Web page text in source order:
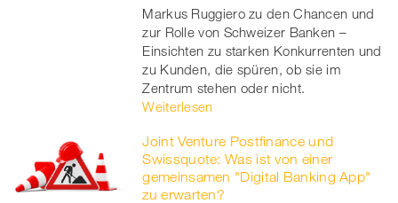
Markus Ruggiero zu den Chancen und
zur Rolle von Schweizer Banken –
Einsichten zu starken Konkurrenten und
zu Kunden, die spüren, ob sie im
Zentrum stehen oder nicht.
Weiterlesen
Joint Venture Postfinance und
Swissquote: Was ist von einer
gemeinsamen "Digital Banking App"
zu erwarten?